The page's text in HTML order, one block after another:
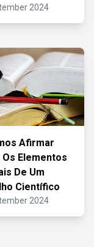
2024
Afirmar
Elementos
De Um
Científico
2024